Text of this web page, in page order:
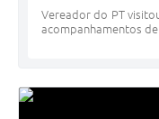
Vereador do PT
acompanhamentos de